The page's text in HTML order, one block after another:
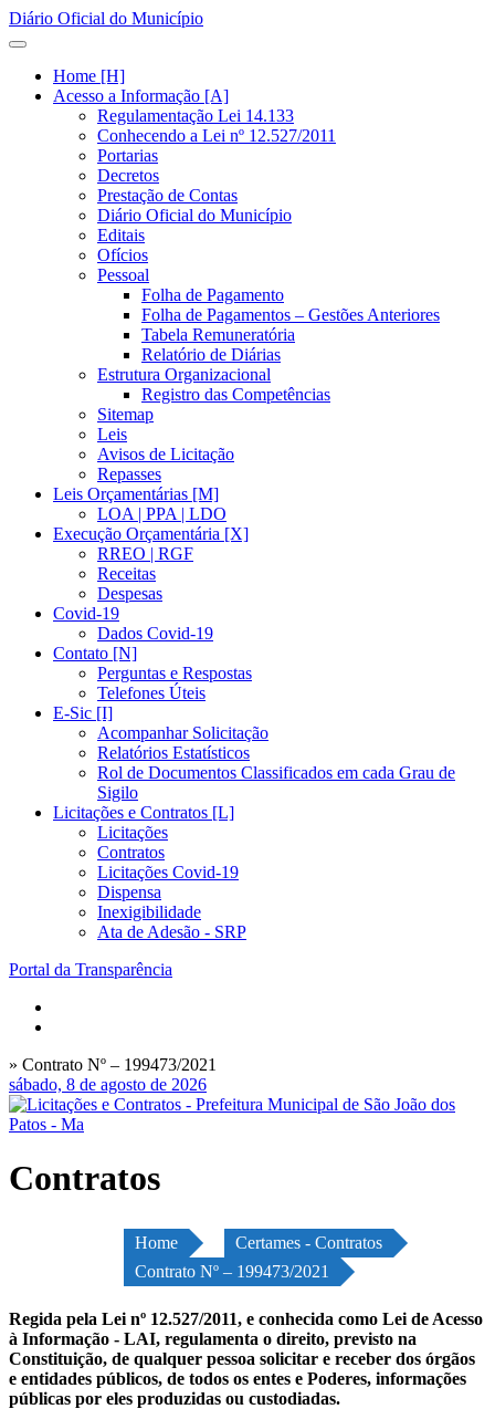
Diário Oficial do Município
Home [H]
Acesso a Informação [A]
Regulamentação Lei 14.133
Conhecendo a Lei nº 12.527/2011
Portarias
Decretos
Prestação de Contas
Diário Oficial do Município
Editais
Ofícios
Pessoal
Folha de Pagamento
Folha de Pagamentos – Gestões Anteriores
Tabela Remuneratória
Relatório de Diárias
Estrutura Organizacional
Registro das Competências
Sitemap
Leis
Avisos de Licitação
Repasses
Leis Orçamentárias [M]
LOA | PPA | LDO
Execução Orçamentária [X]
RREO | RGF
Receitas
Despesas
Covid-19
Dados Covid-19
Contato [N]
Perguntas e Respostas
Telefones Úteis
E-Sic [I]
Acompanhar Solicitação
Relatórios Estatísticos
Rol de Documentos Classificados em cada Grau de
Sigilo
Licitações e Contratos [L]
Licitações
Contratos
Licitações Covid-19
Dispensa
Inexigibilidade
Ata de Adesão - SRP
Portal da Transparência
» Contrato Nº – 199473/2021
sábado, 8 de agosto de 2026
Contratos
Home
Certames - Contratos
Contrato Nº – 199473/2021
Regida pela Lei nº 12.527/2011, e conhecida como Lei de Acesso
à Informação - LAI, regulamenta o direito, previsto na
Constituição, de qualquer pessoa solicitar e receber dos órgãos
e entidades públicos, de todos os entes e Poderes, informações
públicas por eles produzidas ou custodiadas.